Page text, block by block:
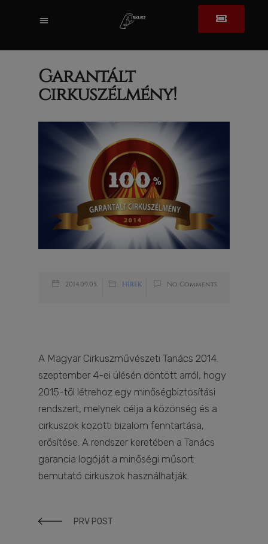
Garantált
cirkuszélmény!
2014.09.05. HÍREK No Comments
A Magyar Cirkuszművészeti Tanács 2014.
szeptember 4-ei ülésén döntött arról, hogy
2015-től létrehoz egy minőségbiztosítási
rendszert, melynek célja a közönség és a
cirkuszok közötti bizalom fenntartása,
erősítése. A rendszer keretében a Tanács
garancia logóját a minőségi műsort
bemutató cirkuszok használhatják.
PRV POST